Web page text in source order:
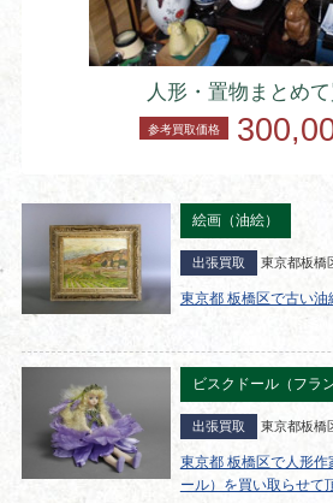
人形・置物まとめ
参考買取価格
絵画（油絵）
出張買取 東京都板橋
東京都 板橋区で古い
ビスクドール（フラ
出張買取 東京都板橋
東京都 板橋区で人形
ール）を買い取らせて